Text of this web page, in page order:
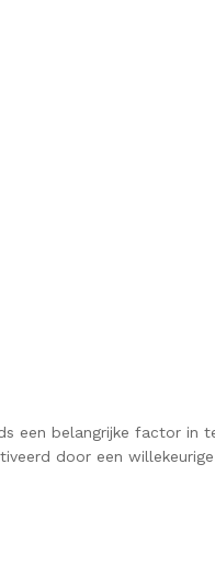
een belangrijke factor in
door een